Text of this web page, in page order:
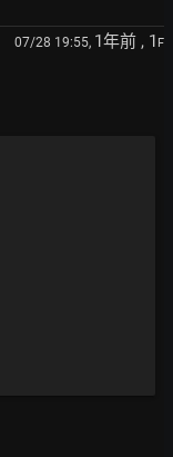
07/28 19:55, 1年前 , 1 F